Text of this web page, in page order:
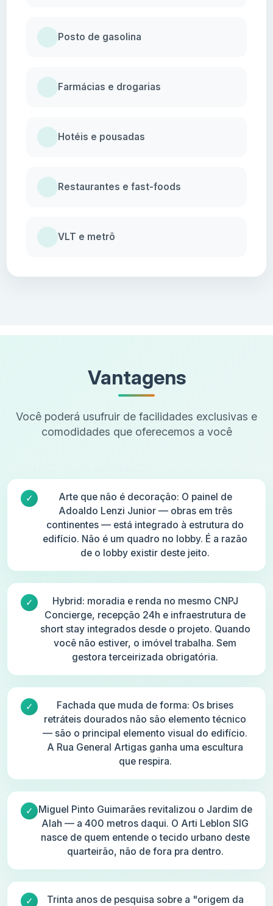
Posto de gasolina
Farmácias e drogarias
Hotéis e pousadas
Restaurantes e fast-foods
VLT e metrô
Vantagens
Você poderá usufruir de facilidades exclusivas e
comodidades que oferecemos a você
Arte que não é decoração: O painel de
Adoaldo Lenzi Junior — obras em três
continentes — está integrado à estrutura do
edifício. Não é um quadro no lobby. É a razão
de o lobby existir deste jeito.
Hybrid: moradia e renda no mesmo CNPJ
Concierge, recepção 24h e infraestrutura de
short stay integrados desde o projeto. Quando
você não estiver, o imóvel trabalha. Sem
gestora terceirizada obrigatória.
Fachada que muda de forma: Os brises
retráteis dourados não são elemento técnico
— são o principal elemento visual do edifício.
A Rua General Artigas ganha uma escultura
que respira.
Miguel Pinto Guimarães revitalizou o Jardim de
Alah — a 400 metros daqui. O Arti Leblon SIG
nasce de quem entende o tecido urbano deste
quarteirão, não de fora pra dentro.
Trinta anos de pesquisa sobre a "origem da